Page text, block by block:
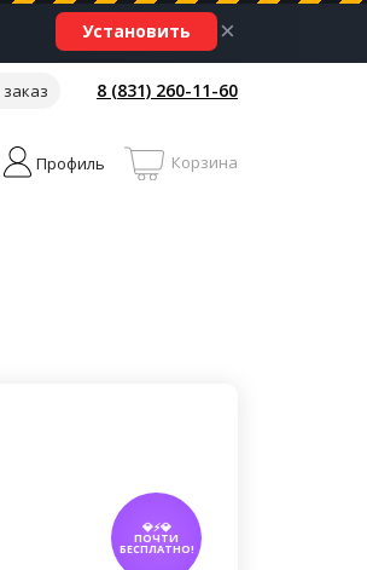
Установить ×
8 (831) 260-11-60
Профиль Корзина
💎⚡💎
ПОЧТИ
БЕСПЛАТНО!